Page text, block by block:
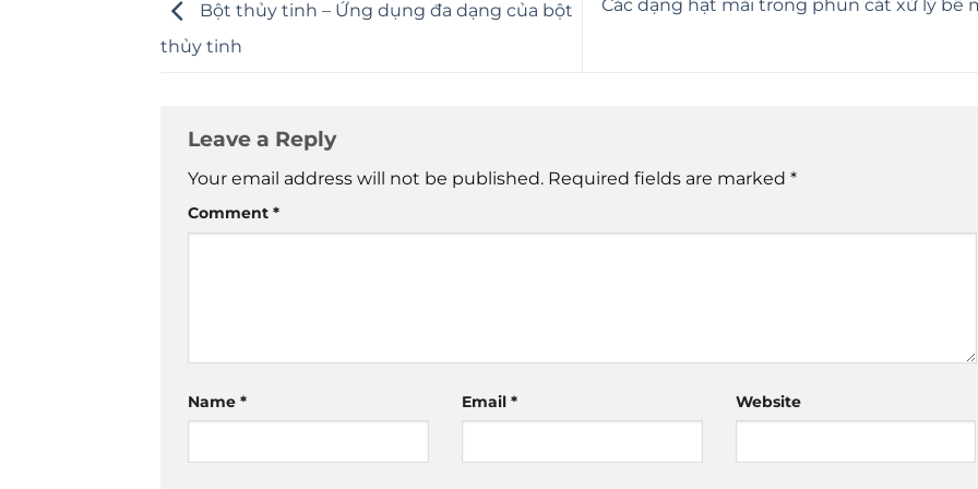
Bột thủy tinh – Ứng dụng đa dạng của bột
thủy tinh
Các dạng hạt mài trong phun cát xử lý bề
Leave a Reply
Your email address will not be published. Required fields are marked *
Comment *
Name * Email * Website